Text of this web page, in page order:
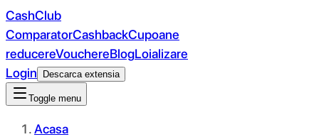
CashClub
ComparatorCashbackCupoane
reducereVouchereBlogLoializare
Login
Descarca extensia
Toggle menu
Acasa